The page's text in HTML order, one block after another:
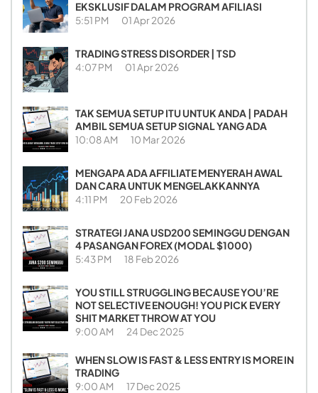
EKSKLUSIF DALAM PROGRAM AFILIASI
5:51 PM 01 Apr 2026
TRADING STRESS DISORDER | TSD
4:07 PM 01 Apr 2026
TAK SEMUA SETUP ITU UNTUK ANDA | PADAH
AMBIL SEMUA SETUP SIGNAL YANG ADA
10:08 AM 10 Mar 2026
MENGAPA ADA AFFILIATE MENYERAH AWAL
DAN CARA UNTUK MENGELAKKANNYA
4:11 PM 20 Feb 2026
STRATEGI JANA USD200 SEMINGGU DENGAN
4 PASANGAN FOREX (MODAL $1000)
5:43 PM 18 Feb 2026
YOU STILL STRUGGLING BECAUSE YOU’RE
NOT SELECTIVE ENOUGH! YOU PICK EVERY
SHIT MARKET THROW AT YOU
9:00 AM 24 Dec 2025
WHEN SLOW IS FAST & LESS ENTRY IS MORE IN
TRADING
9:00 AM 17 Dec 2025